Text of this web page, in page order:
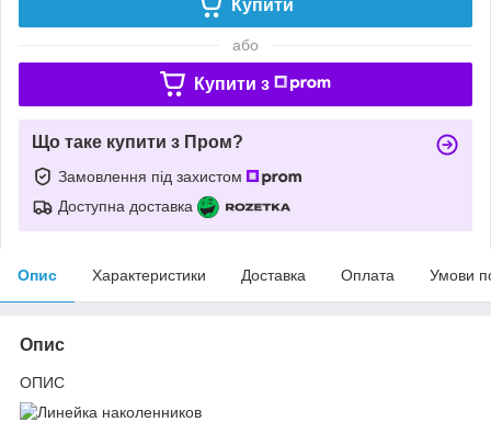
Купити
або
Купити з
Що таке купити з Пром?
Замовлення під захистом
Доступна доставка
Опис Характеристики Доставка Оплата Умови
Опис
ОПИС